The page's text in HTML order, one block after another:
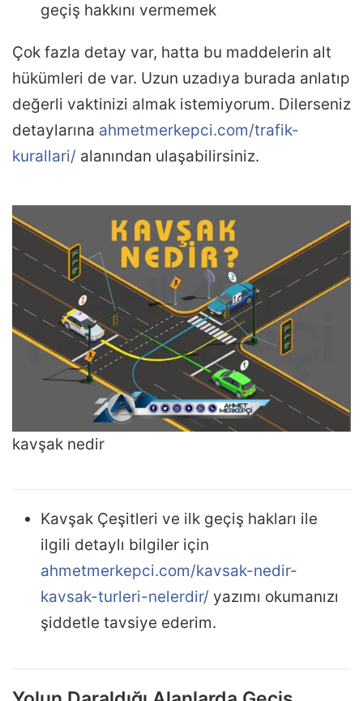
geçiş hakkını vermemek
Çok fazla detay var, hatta bu maddelerin alt
hükümleri de var. Uzun uzadıya burada anlatıp
değerli vaktinizi almak istemiyorum. Dilerseniz
detaylarına ahmetmerkepci.com/trafik-
kurallari/ alanından ulaşabilirsiniz.
kavşak nedir
Kavşak Çeşitleri ve ilk geçiş hakları ile
ilgili detaylı bilgiler için
ahmetmerkepci.com/kavsak-nedir-
kavsak-turleri-nelerdir/ yazımı okumanızı
şiddetle tavsiye ederim.